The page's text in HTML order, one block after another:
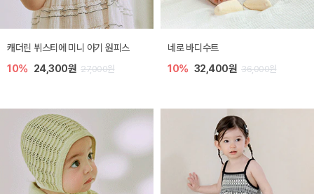
캐더린 뷔스티에 미니 아기 원피스
10% 24,300원 27,000원
네로 바디수트
10% 32,400원 36,000원